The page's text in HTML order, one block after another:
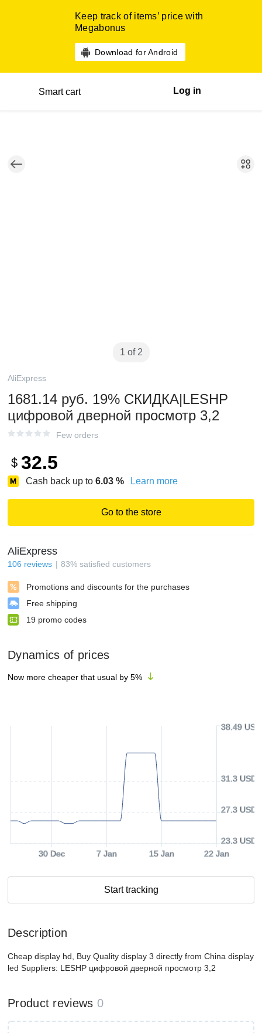
Keep track of items’ price with
Megabonus
Download for Android
Smart cart Log in
1 of 2
AliExpress
1681.14 руб. 19% СКИДКА|LESHP
цифровой дверной просмотр 3,2
Few orders
$ 32.5
Cash back up to 6.03 % Learn more
Go to the store
AliExpress
106 reviews 83% satisfied customers
Promotions and discounts for the purchases
Free shipping
19 promo codes
Dynamics of prices
Now more cheaper that usual by 5%
30 Dec 7 Jan 15 Jan 22 Jan
23.3 USD
27.3 USD
31.3 USD
38.49 USD
Start tracking
Description
Cheap display hd, Buy Quality display 3 directly from China display
led Suppliers: LESHP цифровой дверной просмотр 3,2
Product reviews 0